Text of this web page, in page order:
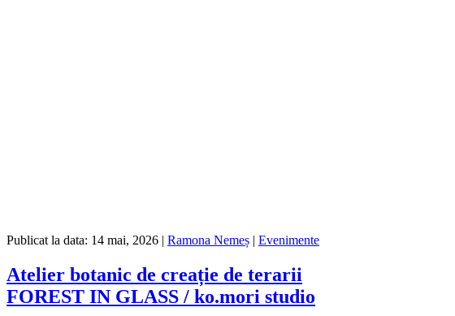
Publicat la data: 14 mai, 2026 | Ramona Nemeș | Evenimente
Atelier botanic de creație de terarii
FOREST IN GLASS / ko.mori studio